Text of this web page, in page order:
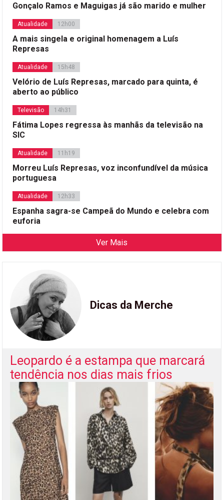
Gonçalo Ramos e Maguigas já são marido e mulher
Atualidade 12h00
A mais singela e original homenagem a Luís
Represas
Atualidade 15h48
Velório de Luís Represas, marcado para quinta, é
aberto ao público
Televisão 14h31
Fátima Lopes regressa às manhãs da televisão na
SIC
Atualidade 11h19
Morreu Luís Represas, voz inconfundível da música
portuguesa
Atualidade 12h33
Espanha sagra-se Campeã do Mundo e celebra com
euforia
Ver Mais
Dicas da Merche
Leopardo é a estampa que marcará
tendência nos dias mais frios